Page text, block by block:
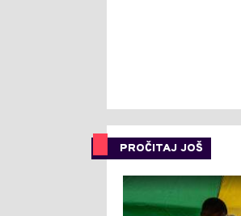
PROČITAJ JOŠ